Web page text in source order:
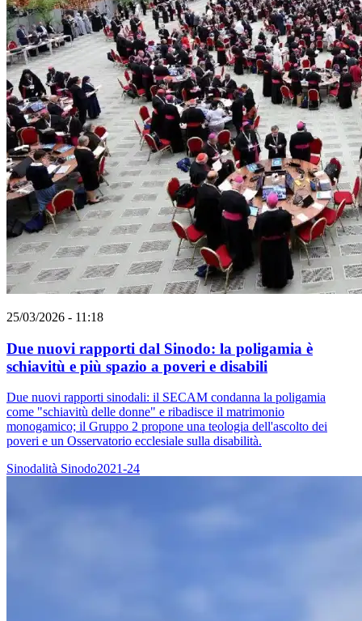
25/03/2026 - 11:18
Due nuovi rapporti dal Sinodo: la poligamia è
schiavitù e più spazio a poveri e disabili
Due nuovi rapporti sinodali: il SECAM condanna la poligamia
come "schiavitù delle donne" e ribadisce il matrimonio
monogamico; il Gruppo 2 propone una teologia dell'ascolto dei
poveri e un Osservatorio ecclesiale sulla disabilità.
Sinodalità Sinodo2021-24